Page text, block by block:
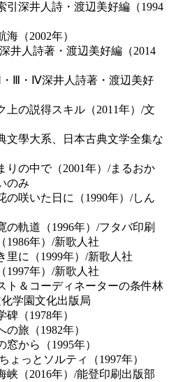
詩・渡辺美好編（1994
年）
・渡辺美好編（2014
井人詩著・渡辺美好
説得スキル（2011年）/文
學大系、日本古典文学全集な
の中で（2001年）/まるおか
のみ
日に（1990年）/しん
軌道（1996年）/フタバ印刷
年）/新歌人社
年）/新歌人社
）/新歌人社
＆コーディネーターの条件林
学園文化出版局
（1978年）
1982年）
1995年）
ルティ（1997年）
2016年）/能登印刷出版部